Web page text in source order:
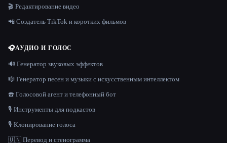
🎬 Редактирование видео
📲 Создатель TikTok и коротких фильмов
🎧АУДИО И ГОЛОС
🔊 Генератор звуковых эффектов
🎼 Генератор песен и музыки с искусственным интеллектом
☎️ Голосовой агент и телефонный бот
🎙️ Инструменты для подкастов
🎙️ Клонирование голоса
🇺🇳 Перевод и стенограмма